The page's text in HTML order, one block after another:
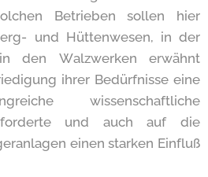
Betrieben sollen hier
und Hüttenwesen, in der
den Walzwerken erwähnt
ihrer Bedürfnisse eine
wissenschaftliche
und auch auf die
einen starken Einfluß